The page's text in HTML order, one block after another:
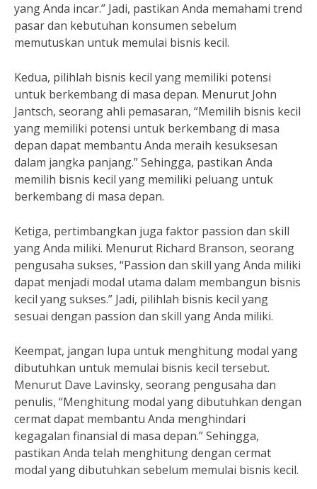
yang Anda incar.” Jadi, pastikan Anda memahami trend
pasar dan kebutuhan konsumen sebelum
memutuskan untuk memulai bisnis kecil.
Kedua, pilihlah bisnis kecil yang memiliki potensi
untuk berkembang di masa depan. Menurut John
Jantsch, seorang ahli pemasaran, “Memilih bisnis kecil
yang memiliki potensi untuk berkembang di masa
depan dapat membantu Anda meraih kesuksesan
dalam jangka panjang.” Sehingga, pastikan Anda
memilih bisnis kecil yang memiliki peluang untuk
berkembang di masa depan.
Ketiga, pertimbangkan juga faktor passion dan skill
yang Anda miliki. Menurut Richard Branson, seorang
pengusaha sukses, “Passion dan skill yang Anda miliki
dapat menjadi modal utama dalam membangun bisnis
kecil yang sukses.” Jadi, pilihlah bisnis kecil yang
sesuai dengan passion dan skill yang Anda miliki.
Keempat, jangan lupa untuk menghitung modal yang
dibutuhkan untuk memulai bisnis kecil tersebut.
Menurut Dave Lavinsky, seorang pengusaha dan
penulis, “Menghitung modal yang dibutuhkan dengan
cermat dapat membantu Anda menghindari
kegagalan finansial di masa depan.” Sehingga,
pastikan Anda telah menghitung dengan cermat
modal yang dibutuhkan sebelum memulai bisnis kecil.